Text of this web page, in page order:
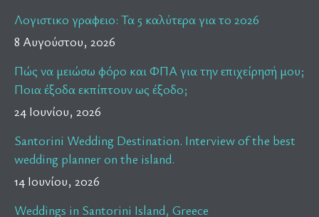
Λογιστικο γραφειο: Τα 5 καλύτερα για το 2026
8 Αυγούστου, 2026
Πώς να μειώσω φόρο και ΦΠΑ για την επιχείρησή μου;
Ποια έξοδα εκπίπτουν ως έξοδο;
24 Ιουνίου, 2026
Santorini Wedding Destination. Interview of the best
wedding planner on the island.
14 Ιουνίου, 2026
Weddings in Santorini Island, Greece